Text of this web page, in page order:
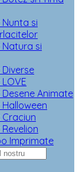
si
si
Animate
Imprimate